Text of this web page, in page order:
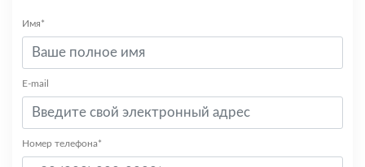
Имя*
E-mail
Номер телефона*